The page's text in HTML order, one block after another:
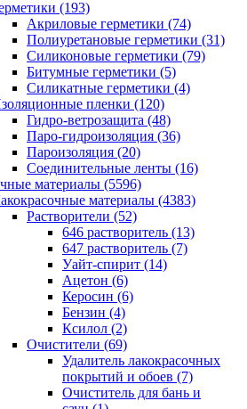
(193)
Акриловые герметики (74)
Полиуретановые герметики (31)
Силиконовые герметики (79)
Битумные герметики (5)
Силикатные герметики (4)
пленки (120)
Гидро-ветрозащита (48)
Паро-гидроизоляция (36)
Пароизоляция (20)
Соединительные ленты (16)
материалы (5596)
материалы (4383)
Растворители (52)
646 растворитель (13)
647 растворитель (7)
Уайт-спирит (14)
Ацетон (6)
Керосин (6)
Бензин (4)
Ксилол (2)
Очистители (69)
Удалитель лакокрасочных
покрытий и обоев (7)
Очиститель для бань и